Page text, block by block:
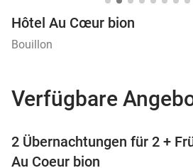
Hôtel Au Cœur bion
Bouillon
Verfügbare
2 Übernachtungen für 2 +
Au Coeur bion